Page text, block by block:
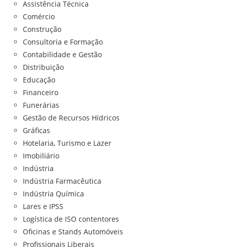
Assistência Técnica
Comércio
Construção
Consultoria e Formação
Contabilidade e Gestão
Distribuição
Educação
Financeiro
Funerárias
Gestão de Recursos Hídricos
Gráficas
Hotelaria, Turismo e Lazer
Imobiliário
Indústria
Indústria Farmacêutica
Indústria Química
Lares e IPSS
Logística de ISO contentores
Oficinas e Stands Automóveis
Profissionais Liberais